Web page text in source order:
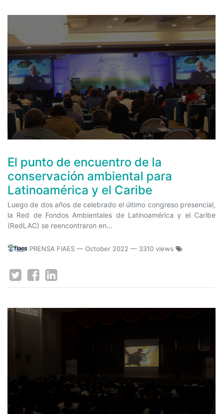
El punto de encuentro de la
conservación ambiental para
Latinoamérica y el Caribe
Luego de dos años de celebrado el último congreso presencial,
la Red de Fondos Ambientales de Latinoamérica y el Caribe
(RedLAC) se reencontraron en...
PRENSA FIAES — October 2022 — 3310 views